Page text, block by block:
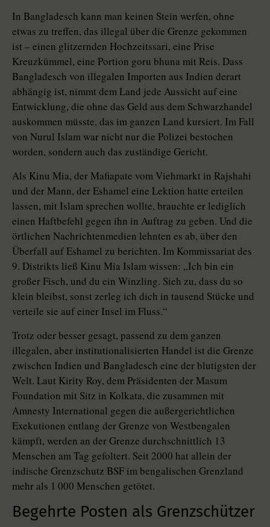
In Bangladesch kann man keinen Stein werfen, ohne
etwas zu treffen, das illegal über die Grenze gekommen
ist – einen glitzernden Hochzeitssari, eine Prise
Kreuzkümmel, eine Portion goru bhuna mit Reis. Dass
Bangladesch von illegalen Importen aus Indien derart
abhängig ist, nimmt dem Land jede Aussicht auf eine
Entwicklung, die ohne das Geld aus dem Schwarzhandel
auskommen müsste, das im ganzen Land kursiert. Im Fall
von Nurul Islam war nicht nur die Polizei bestochen
worden, sondern auch das zuständige Gericht.
Als Kinu Mia, der Mafiapate vom Viehmarkt in Rajshahi
und der Mann, der Eshamel eine Lektion hatte erteilen
lassen, mit Islam sprechen wollte, brauchte er lediglich
einen Haftbefehl gegen ihn in Auftrag zu geben. Und die
örtlichen Nachrichtenmedien lehnten es ab, über den
Überfall auf Eshamel zu berichten. Im Kommissariat des
9. Distrikts ließ Kinu Mia Islam wissen: „Ich bin ein
großer Fisch, und du ein Winzling. Sieh zu, dass du so
klein bleibst, sonst zerleg ich dich in tausend Stücke und
verteile sie auf einer Insel im Fluss.“
Trotz oder besser gesagt, passend zu dem ganzen
illegalen, aber institutionalisierten Handel ist die Grenze
zwischen Indien und Bangladesch eine der blutigsten der
Welt. Laut Kirity Roy, dem Präsidenten der Masum
Foundation mit Sitz in Kolkata, die zusammen mit
Amnesty International gegen die außergerichtlichen
Exekutionen entlang der Grenze von Westbengalen
kämpft, werden an der Grenze durchschnittlich 13
Menschen am Tag gefoltert. Seit 2000 hat allein der
indische Grenzschutz BSF im bengalischen Grenzland
mehr als 1 000 Menschen getötet.
Begehrte Posten als Grenzschützer